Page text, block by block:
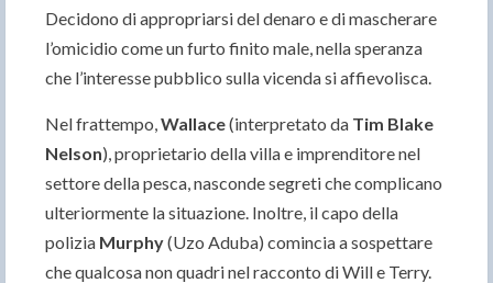
Decidono di appropriarsi del denaro e di mascherare
l’omicidio come un furto finito male, nella speranza
che l’interesse pubblico sulla vicenda si affievolisca.
Nel frattempo,Wallace(interpretato da Tim Blake
Nelson), proprietario della villa e imprenditore nel
settore della pesca, nasconde segreti che complicano
ulteriormente la situazione. Inoltre, il capo della
polizia Murphy(Uzo Aduba) comincia a sospettare
che qualcosa non quadri nel racconto di Will e Terry.